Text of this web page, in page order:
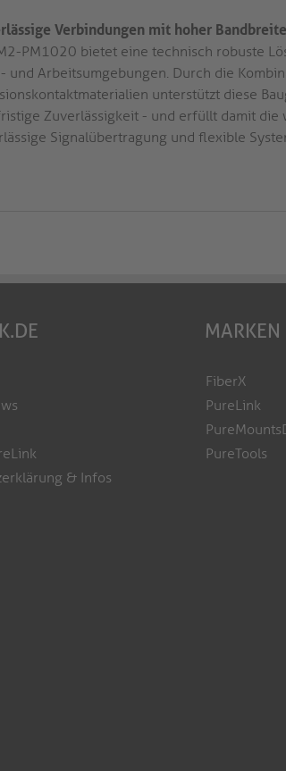
Verbindungen mit hoher
PM1020 bietet eine technisch robuste
und Arbeitsumgebungen. Durch die
unterstützt diese
Zuverlässigkeit - und erfüllt damit
Signalübertragung und flexible
& Infos
MARKEN
FiberX
PureLink
PureTools